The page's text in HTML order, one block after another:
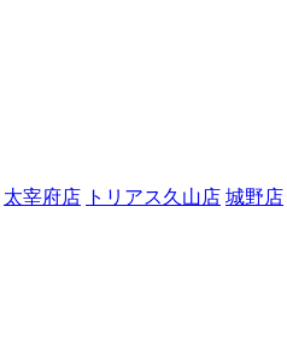
太宰府店 トリアス久山店 城野店